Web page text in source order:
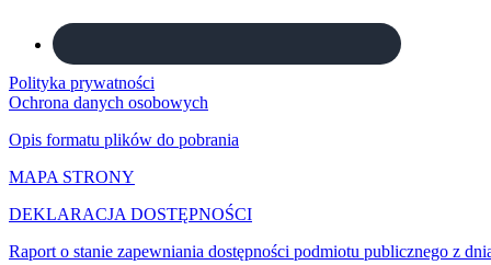
Polityka prywatności
Ochrona danych osobowych
Opis formatu plików do pobrania
MAPA STRONY
DEKLARACJA DOSTĘPNOŚCI
Raport o stanie zapewniania dostępności podmiotu publicznego z